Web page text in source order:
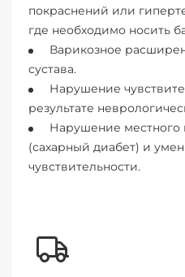
покраснений или
где необходимо носить
Варикозное
сустава.
Нарушение
результате
Нарушение местного
(сахарный диабет) и
чувствительности.